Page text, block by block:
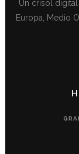
Un crisol
Europa, Medio